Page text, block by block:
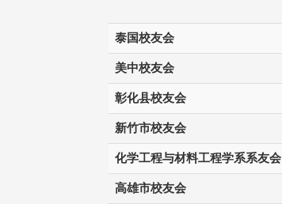
泰国校友会
美中校友会
彰化县校友会
新竹市校友会
化学工程与材料工程学系系友会
高雄市校友会